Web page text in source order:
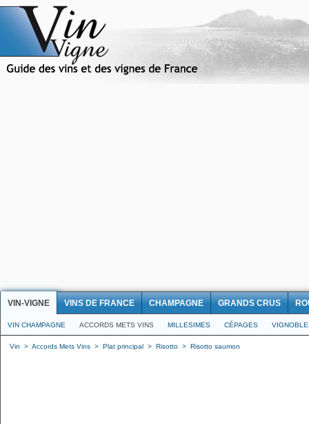
VIN-VIGNE VINS DE FRANCE CHAMPAGNE GRANDS CRUS
VIN CHAMPAGNE ACCORDS METS VINS MILLESIMES CÉPAGES
Vin > Accords Mets Vins > Plat principal > Risotto > Risotto saumon